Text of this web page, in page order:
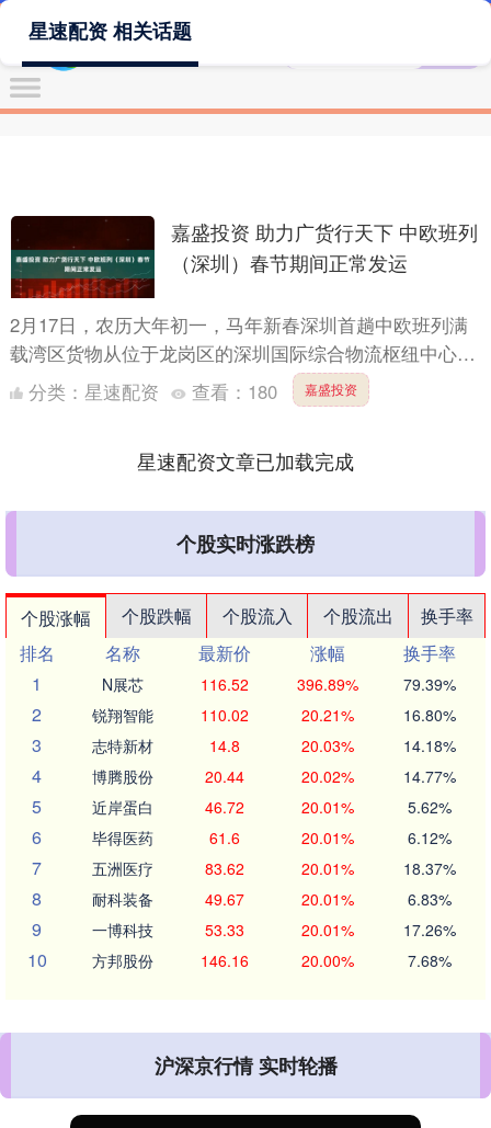
星速配资 相关话题
嘉盛投资 助力广货行天下 中欧班列
（深圳）春节期间正常发运
2月17日，农历大年初一，马年新春深圳首趟中欧班列满
载湾区货物从位于龙岗区的深圳国际综合物流枢纽中心平
稳驶出。该班列将经由满洲里口岸出境，横跨近11000公
里，....
分类： 星速配资 查看： 180 嘉盛投资
星速配资文章已加载完成
个股实时涨跌榜
个股涨幅 个股跌幅 个股流入 个股流出
换手率
排名
名称 最新价 涨幅
换手率
1
N展芯 116.52 396.89% 79.39%
2 锐翔智能 110.02 20.21% 16.80%
3 志特新材 14.8 20.03% 14.18%
4 博腾股份 20.44 20.02% 14.77%
5 近岸蛋白 46.72 20.01% 5.62%
6 毕得医药 61.6 20.01% 6.12%
7 五洲医疗 83.62 20.01% 18.37%
8 耐科装备 49.67 20.01% 6.83%
9 一博科技 53.33 20.01% 17.26%
10 方邦股份 146.16 20.00% 7.68%
沪深京行情 实时轮播